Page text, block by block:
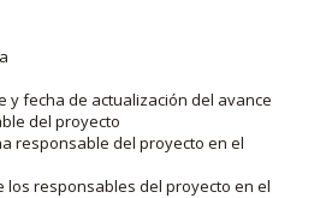
y fecha de actualización del avance
del proyecto
responsable del proyecto en el
los responsables del proyecto en el